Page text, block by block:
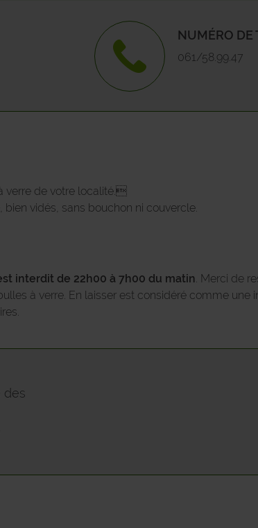
JEMEPPE-SUR-SAMBRE
LA BRUYERE
PHILIPPEVILLE
SAMBREVILLE
NUMÉRO DE
061/58.99.47
verre de votre localité.
vidés, sans bouchon ni couvercle.
interdit de 22h00 à 7h00 du matin. Merci de
à verre. En laisser est considéré comme une
des